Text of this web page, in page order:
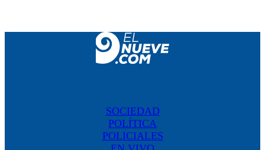
SOCIEDAD
POLÍTICA
POLICIALES